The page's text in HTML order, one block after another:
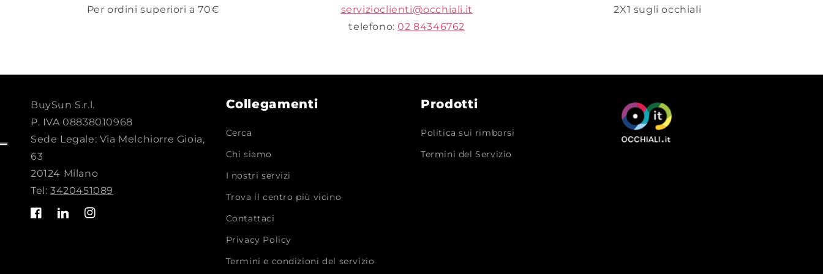
Per ordini superiori a 70€
servizioclienti@occhiali.it
telefono:02 84346762
2X1 sugli occhiali
BuySun S.r.l.
P. IVA 08838010968
Sede Legale: Via Melchiorre Gioia,
63
20124 Milano
Tel: 3420451089
FacebookTranslationInstagram
Collegamenti
Cerca
Chi siamo
I nostri servizi
Trova il centro più vicino
Contattaci
Privacy Policy
Termini e condizioni del servizio
Prodotti
Politica sui rimborsi
Termini del Servizio